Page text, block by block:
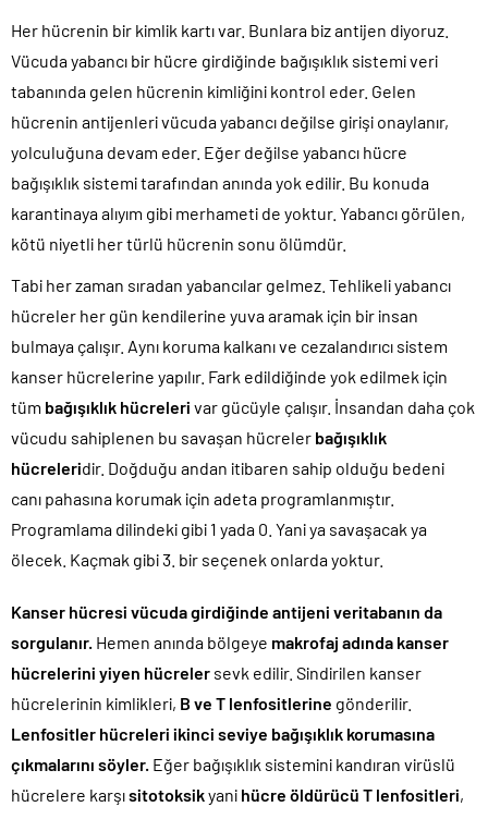
Her hücrenin bir kimlik kartı var. Bunlara biz antijen diyoruz.
Vücuda yabancı bir hücre girdiğinde bağışıklık sistemi veri
tabanında gelen hücrenin kimliğini kontrol eder. Gelen
hücrenin antijenleri vücuda yabancı değilse girişi onaylanır,
yolculuğuna devam eder. Eğer değilse yabancı hücre
bağışıklık sistemi tarafından anında yok edilir. Bu konuda
karantinaya alıyım gibi merhameti de yoktur. Yabancı görülen,
kötü niyetli her türlü hücrenin sonu ölümdür.
Tabi her zaman sıradan yabancılar gelmez. Tehlikeli yabancı
hücreler her gün kendilerine yuva aramak için bir insan
bulmaya çalışır. Aynı koruma kalkanı ve cezalandırıcı sistem
kanser hücrelerine yapılır. Fark edildiğinde yok edilmek için
tüm bağışıklık hücreleri var gücüyle çalışır. İnsandan daha çok
vücudu sahiplenen bu savaşan hücreler bağışıklık
hücreleridir. Doğduğu andan itibaren sahip olduğu bedeni
canı pahasına korumak için adeta programlanmıştır.
Programlama dilindeki gibi 1 yada 0. Yani ya savaşacak ya
ölecek. Kaçmak gibi 3. bir seçenek onlarda yoktur.
Kanser hücresi vücuda girdiğinde antijeni veritabanın da
sorgulanır. Hemen anında bölgeye makrofaj adında kanser
hücrelerini yiyen hücreler sevk edilir. Sindirilen kanser
hücrelerinin kimlikleri, B ve T lenfositlerine gönderilir.
Lenfositler hücreleri ikinci seviye bağışıklık korumasına
çıkmalarını söyler. Eğer bağışıklık sistemini kandıran virüslü
hücrelere karşısitotoksikyani hücre öldürücü T lenfositleri,